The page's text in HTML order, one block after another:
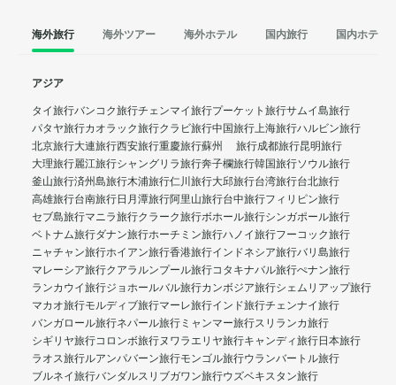
海外旅行 海外ツアー 海外ホテル 国内旅行 国内ホテル
アジア
タイ旅行バンコク旅行チェンマイ旅行プーケット旅行サムイ島旅行
パタヤ旅行カオラック旅行クラビ旅行中国旅行上海旅行ハルビン旅行
北京旅行大連旅行西安旅行重慶旅行蘇州 旅行成都旅行昆明旅行
大理旅行麗江旅行シャングリラ旅行奔子欄旅行韓国旅行ソウル旅行
釜山旅行済州島旅行木浦旅行仁川旅行大邱旅行台湾旅行台北旅行
高雄旅行台南旅行日月潭旅行阿里山旅行台中旅行フィリピン旅行
セブ島旅行マニラ旅行クラーク旅行ボホール旅行シンガポール旅行
ベトナム旅行ダナン旅行ホーチミン旅行ハノイ旅行フーコック旅行
ニャチャン旅行ホイアン旅行香港旅行インドネシア旅行バリ島旅行
マレーシア旅行クアラルンプール旅行コタキナバル旅行ぺナン旅行
ランカウイ旅行ジョホールバル旅行カンボジア旅行シェムリアップ旅行
マカオ旅行モルディブ旅行マーレ旅行インド旅行チェンナイ旅行
バンガロール旅行ネパール旅行 ミャンマー旅行スリランカ旅行
シギリヤ旅行コロンボ旅行ヌワラエリヤ旅行キャンディ旅行日本旅行
ラオス旅行ルアンパバーン旅行モンゴル旅行ウランバートル旅行
ブルネイ旅行バンダルスリブガワン旅行ウズベキスタン旅行